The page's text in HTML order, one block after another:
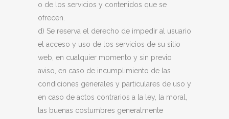
o de los servicios y contenidos que se
ofrecen.
d) Se reserva el derecho de impedir al usuario
el acceso y uso de los servicios de su sitio
web, en cualquier momento y sin previo
aviso, en caso de incumplimiento de las
condiciones generales y particulares de uso y
en caso de actos contrarios a la ley, la moral,
las buenas costumbres generalmente